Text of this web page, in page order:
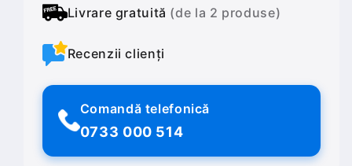
Livrare gratuită (de la 2 produse)
Recenzii clienți
Comandă telefonică
0733 000 514